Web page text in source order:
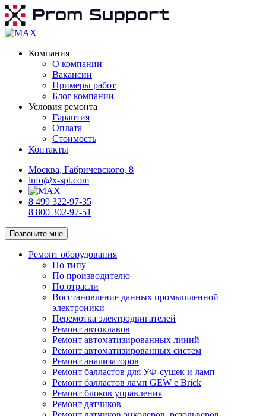
Компания
О компании
Вакансии
Примеры работ
Блог компании
Условия ремонта
Гарантия
Оплата
Стоимость
Контакты
Москва, Габричевского, 8
info@x-spt.com
8 499 322-97-35
8 800 302-97-51
Позвоните мне
Ремонт оборудования
По типу
По производителю
По отрасли
Восстановление данных промышленной
электроники
Перемотка электродвигателей
Ремонт автоклавов
Ремонт автоматизированных линий
Ремонт автоматизированных систем
Ремонт анализаторов
Ремонт балластов для УФ-сушек и ламп
Ремонт балластов ламп GEW e Brick
Ремонт блоков управления
Ремонт датчиков